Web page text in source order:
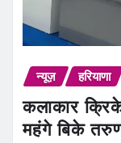
न्यूज़ हरियाणा
कलाकार
महंगे बिके